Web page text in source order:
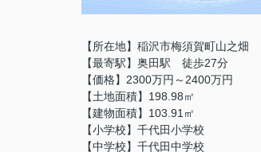
【所在地】稲沢市梅須賀町山之畑
【最寄駅】奥田駅 徒歩27分
【価格】2300万円～2400万円
【土地面積】198.98㎡
【建物面積】103.91㎡
【小学校】千代田小学校
【中学校】千代田中学校